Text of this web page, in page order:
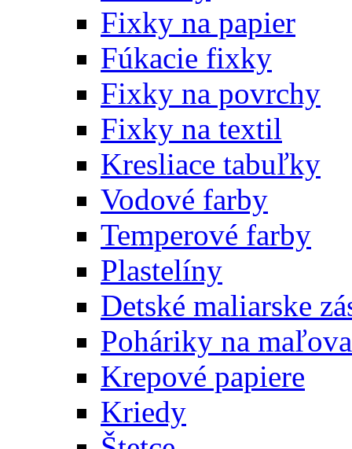
Fixky na papier
Fúkacie fixky
Fixky na povrchy
Fixky na textil
Kresliace tabuľky
Vodové farby
Temperové farby
Plastelíny
Detské maliarske
Poháriky na
Krepové papiere
Kriedy